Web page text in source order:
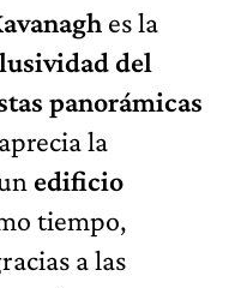
es la
del
panorámicas
la
edificio
tiempo,
a las